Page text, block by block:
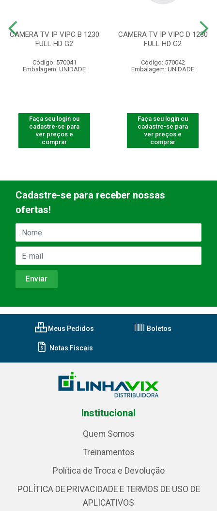
CAMERA TV IP VIPC B 1230
FULL HD G2
Código: 570041
Embalagem: UNIDADE
Faça seu login ou
cadastre-se para
ver preços e
comprar
CAMERA TV IP VIPC D 1230
FULL HD G2
Código: 570042
Embalagem: UNIDADE
Faça seu login ou
cadastre-se para
ver preços e
comprar
Cadastre-se para receber nossas
ofertas!
Meus Pedidos Boletos
Notas Fiscais
Institucional
Quem Somos
Treinamentos
Política de Troca e Devolução
POLÍTICA DE PRIVACIDADE E TERMOS DE USO DE
APLICATIVOS